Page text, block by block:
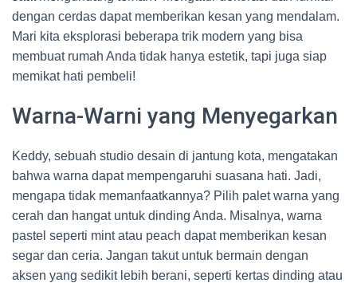
dengan cerdas dapat memberikan kesan yang mendalam.
Mari kita eksplorasi beberapa trik modern yang bisa
membuat rumah Anda tidak hanya estetik, tapi juga siap
memikat hati pembeli!
Warna-Warni yang Menyegarkan
Keddy, sebuah studio desain di jantung kota, mengatakan
bahwa warna dapat mempengaruhi suasana hati. Jadi,
mengapa tidak memanfaatkannya? Pilih palet warna yang
cerah dan hangat untuk dinding Anda. Misalnya, warna
pastel seperti mint atau peach dapat memberikan kesan
segar dan ceria. Jangan takut untuk bermain dengan
aksen yang sedikit lebih berani, seperti kertas dinding atau